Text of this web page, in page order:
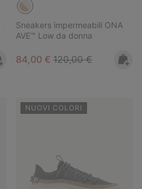
Sneakers impermeabili ONA
AVE™ Low da donna
Sale price:
84,00 € Regular price:
120,00 €
NUOVI COLORI